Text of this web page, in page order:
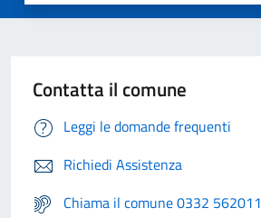
Contatta il comune
Leggi le domande frequenti
Richiedi Assistenza
Chiama il comune 0332 562011